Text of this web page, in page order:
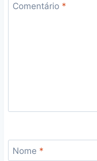
Comentário *
Nome *